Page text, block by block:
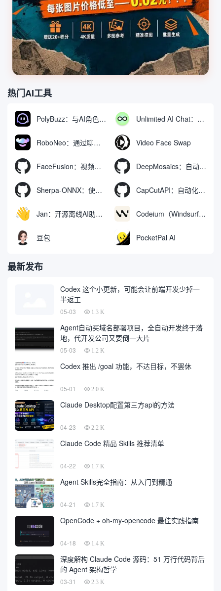
热门AI工具
PolyBuzz：与AI角色互动的免费聊天与角色扮演平台 Unlimited AI Chat：免费无限制的AI聊天工具
RoboNeo：通过聊天生成和编辑视频与图像的AI工具 Video Face Swap
FaceFusion：视频换脸增强工具|语音同步视频嘴型动作 DeepMosaics：自动去除图像和视频中的马赛克，或向其添加马赛克
Sherpa-ONNX：使用ONNXRuntime实现离线语音识别和合成 CapCutAPI：自动化控制CapCut视频剪辑的开源工具
Jan：开源离线AI助手，ChatGPT 替代品，运行本地AI模型或连接云端AI Codeium（Windsurf Editor）：免费的AI代码补全与聊天工具，Windsurf以对话方式编写完整项目代码
豆包 PocketPal AI
最新发布
Codex 这个小更新，可能会让前端开发少掉一
半返工
05-03 1.3 K
Agent自动买域名部署项目，全自动开发终于落
地，代开发公司又要倒一大片
05-03 1.2 K
Codex 推出 /goal 功能，不达目标，不罢休
05-01 2.0 K
Claude Desktop配置第三方api的方法
04-23 2.2 K
Claude Code 精品 Skills 推荐清单
04-22 1.7 K
Agent Skills完全指南：从入门到精通
04-21 1.7 K
OpenCode + oh-my-opencode 最佳实践指南
04-18 1.4 K
深度解构 Claude Code 源码：51 万行代码背后
的 Agent 架构哲学
03-31 2.3 K